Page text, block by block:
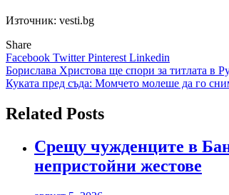
Източник: vesti.bg
Share
Facebook TwitterPinterest Linkedin
Навигация
Борислава Христова ще спори за титлата в
Куката пред съда: Момчето молеше да го
Related Posts
Срещу чужденците в
непристойни жестове